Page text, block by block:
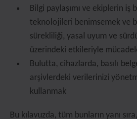
Bilgi paylaşımı ve ekiplerin iş
teknolojileri benimsemek ve
sürekliliği, yasal uyum ve
üzerindeki etkileriyle
Bulutta, cihazlarda, basılı
arşivlerdeki verilerinizi
kullanmak
Bu kılavuzda, tüm bunların yanı